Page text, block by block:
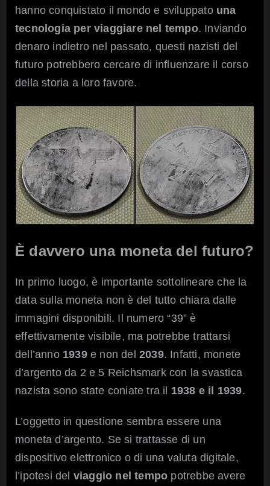
hanno conquistato il mondo e sviluppato una
tecnologia per viaggiare nel tempo. Inviando
denaro indietro nel passato, questi nazisti del
futuro potrebbero cercare di influenzare il corso
della storia a loro favore.
È davvero una moneta del futuro?
In primo luogo, è importante sottolineare che la
data sulla moneta non è del tutto chiara dalle
immagini disponibili. Il numero “39” è
effettivamente visibile, ma potrebbe trattarsi
dell’anno 1939e non del 2039. Infatti, monete
d’argento da 2 e 5 Reichsmark con la svastica
nazista sono state coniate tra il 1938 e il 1939.
L’oggetto in questione sembra essere una
moneta d’argento. Se si trattasse di un
dispositivo elettronico o di una valuta digitale,
l’ipotesi del viaggio nel tempo potrebbe avere